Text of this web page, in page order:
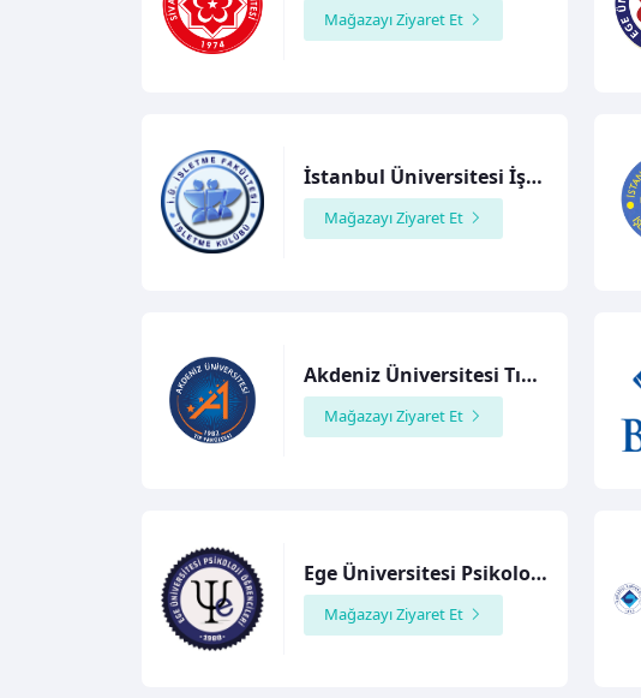
Mağazayı Ziyaret Et
İstanbul Üniversitesi İşletme Fakültesi İşletme Kulübü
Mağazayı Ziyaret Et
Akdeniz Üniversitesi Tıp Fakültesi
Mağazayı Ziyaret Et
Ege Üniversitesi Psikoloji Topluluğu Logolu Ürünler Mağazası
Mağazayı Ziyaret Et